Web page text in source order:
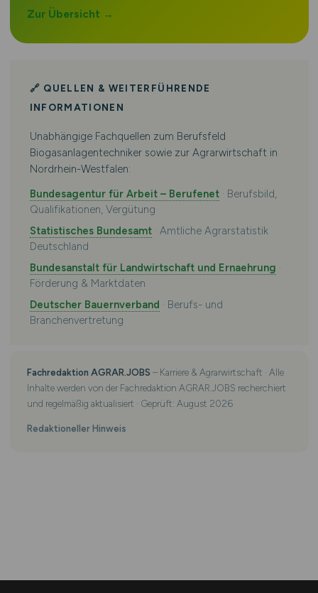
Zur Übersicht →
🔗 QUELLEN & WEITERFÜHRENDE
INFORMATIONEN
Unabhängige Fachquellen zum Berufsfeld
Biogasanlagentechniker sowie zur Agrarwirtschaft in
Nordrhein-Westfalen:
Bundesagentur für Arbeit – Berufenet· Berufsbild,
Qualifikationen, Vergütung
Statistisches Bundesamt· Amtliche Agrarstatistik
Deutschland
Bundesanstalt für Landwirtschaft und Ernaehrung ·
Förderung & Marktdaten
Deutscher Bauernverband · Berufs- und
Branchenvertretung
Fachredaktion AGRAR.JOBS – Karriere & Agrarwirtschaft · Alle
Inhalte werden von der Fachredaktion AGRAR.JOBS recherchiert
und regelmäßig aktualisiert · Geprüft: August 2026
Redaktioneller Hinweis